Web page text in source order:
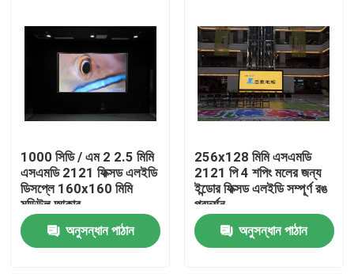
কারখানা ভ্রমণ
মান নিয়ন্ত্রণ
1000 সিডি / এম 2 2.5 মিমি
এসএমডি 2121 ফিক্সড এলইডি
ডিসপ্লে 160x160 মিমি
মডিউল আকার
অনুসন্ধান পাঠান
256x128 মিমি এসএমডি
2121 পি 4 শপিং মলের জন্য
ইন্ডোর ফিক্সড এলইডি সম্পূর্ণ রঙ
প্রদর্শন
অনুসন্ধান পাঠান